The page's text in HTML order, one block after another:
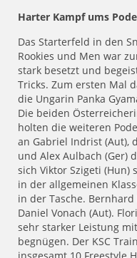
Harter Kampf ums
Das Starterfeld in den
Rookies und Men war
stark besetzt und
Tricks. Zum ersten Mal
die Ungarin Panka
Die beiden
holten die weiteren
an Gabriel Indrist (Aut),
und Alex Aulbach (Ger)
sich Viktor Szigeti (Hun)
in der allgemeinen
in der Tasche.
Daniel Vonach (Aut).
sehr starker Leistung
begnügen. Der KSC